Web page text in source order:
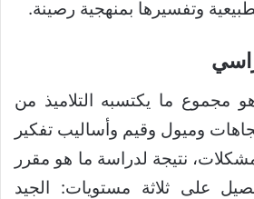
وتفسيرها بمنهجية رصينة.
مجموع ما يكتسبه التلاميذ من
وميول وقيم وأساليب تفكير
نتيجة لدراسة ما هو مقرر
على ثلاثة مستويات: الجيد